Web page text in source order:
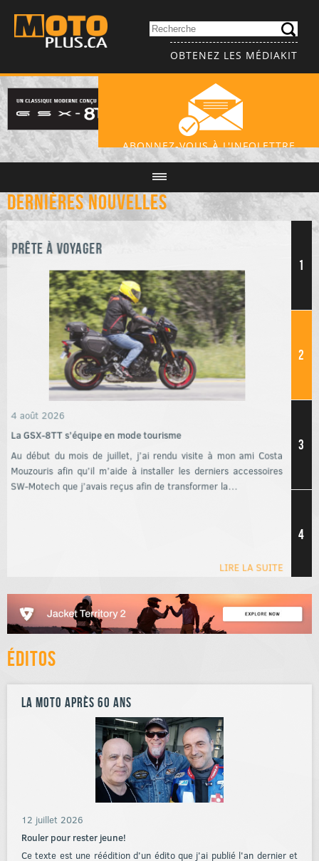
OBTENEZ LES MÉDIAKIT
ABONNEZ-VOUS À L'INFOLETTRE
Dernières nouvelles
4 août 2026
La GSX-8TT s’équipe en mode tourisme
Au début du mois de juillet, j’ai rendu visite à mon ami Costa
Mouzouris afin qu’il m’aide à installer les derniers accessoires
SW-Motech que j’avais reçus afin de transformer la…
1
2
3
4
Éditos
La moto après 60 ans
12 juillet 2026
Rouler pour rester jeune!
Ce texte est une réédition d'un édito que j'ai publié l'an dernier et